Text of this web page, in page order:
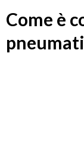
Come è